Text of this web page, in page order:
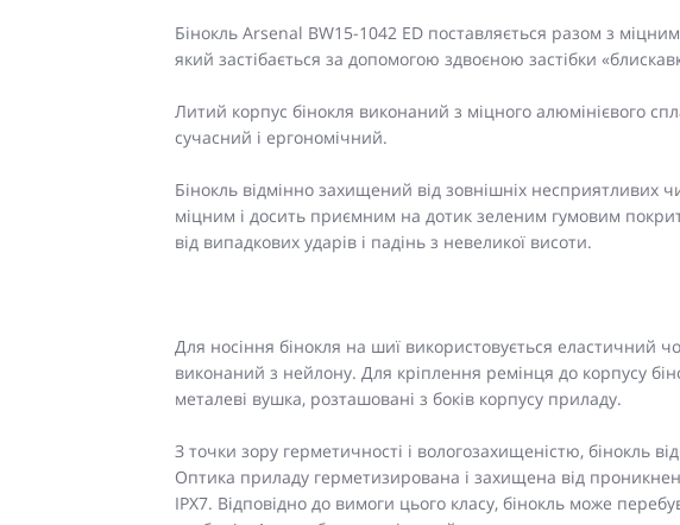
Бінокль Arsenal BW15-1042 ED поставляється разом з
який застібається за допомогою здвоєною застібки
Литий корпус бінокля виконаний з міцного алюмінієвого
сучасний і ергономічний.
Бінокль відмінно захищений від зовнішніх несприятливих
міцним і досить приємним на дотик зеленим гумовим
від випадкових ударів і падінь з невеликої висоти.
Для носіння бінокля на шиї використовується
виконаний з нейлону. Для кріплення ремінця до корпусу
металеві вушка, розташовані з боків корпусу приладу.
З точки зору герметичності і вологозахищеністю, бінокль
Оптика приладу герметизирована і захищена від
IPX7. Відповідно до вимоги цього класу, бінокль може